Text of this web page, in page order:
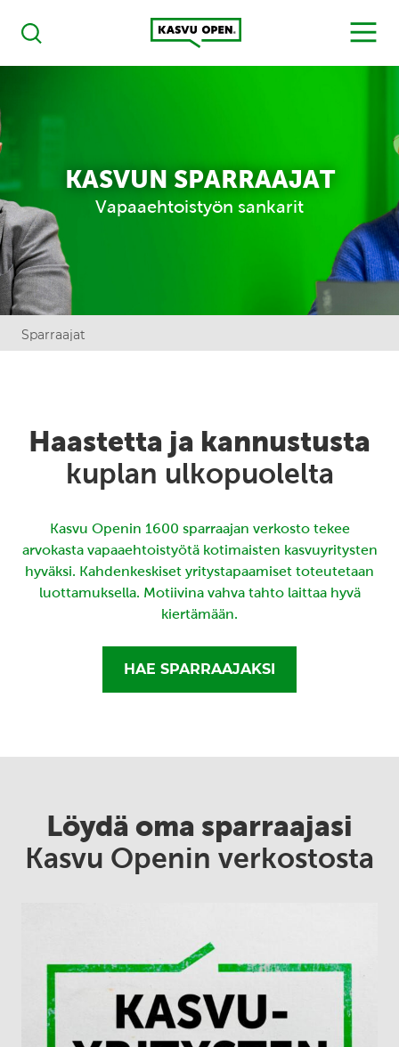
Haku
Kasvu Open
MENU
KASVUN SPARRAAJAT
Vapaaehtoistyön sankarit
Sparraajat
Haastetta ja kannustusta
kuplan ulkopuolelta
Kasvu Openin 1600 sparraajan verkosto tekee
arvokasta vapaaehtoistyötä kotimaisten kasvuyritysten
hyväksi. Kahdenkeskiset yritystapaamiset toteutetaan
luottamuksella. Motiivina vahva tahto laittaa hyvä
kiertämään.
HAE SPARRAAJAKSI
Löydä oma sparraajasi
Kasvu Openin verkostosta